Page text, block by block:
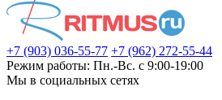
+7 (903) 036-55-77 +7 (962) 272-55-44
Режим работы: Пн.-Вс. с 9:00-19:00
Мы в социальных сетях